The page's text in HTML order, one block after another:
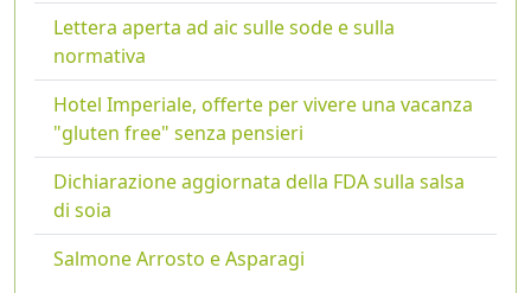
Lettera aperta ad aic sulle sode e sulla
normativa
Hotel Imperiale, offerte per vivere una vacanza
"gluten free" senza pensieri
Dichiarazione aggiornata della FDA sulla salsa
di soia
Salmone Arrosto e Asparagi